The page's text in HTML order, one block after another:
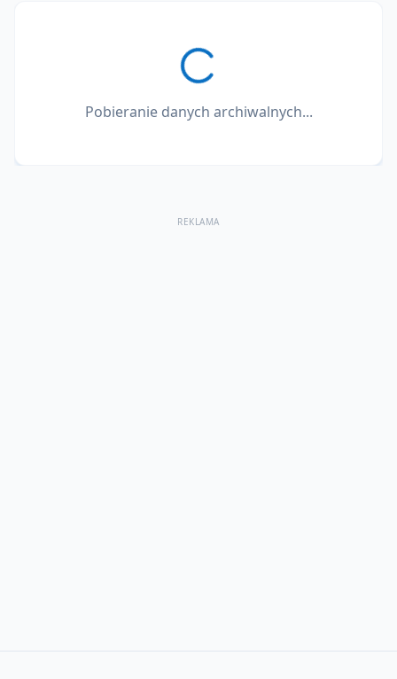
Pobieranie danych archiwalnych...
REKLAMA